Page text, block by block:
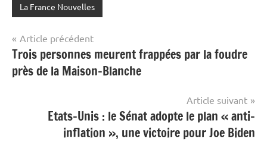
La France Nouvelles
Navigation
de
l’article
Article précédent
Trois personnes meurent frappées par la foudre
près de la Maison-Blanche
Article suivant
Etats-Unis : le Sénat adopte le plan « anti-
inflation », une victoire pour Joe Biden